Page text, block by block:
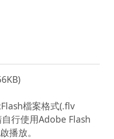
檔案格式(.flv
行使用Adobe Flash
播放。